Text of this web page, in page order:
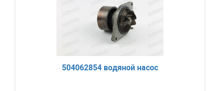
504062854 водяной насос